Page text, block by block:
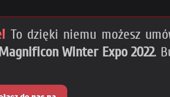
To dzięki niemu możesz
Winter Expo 2022.